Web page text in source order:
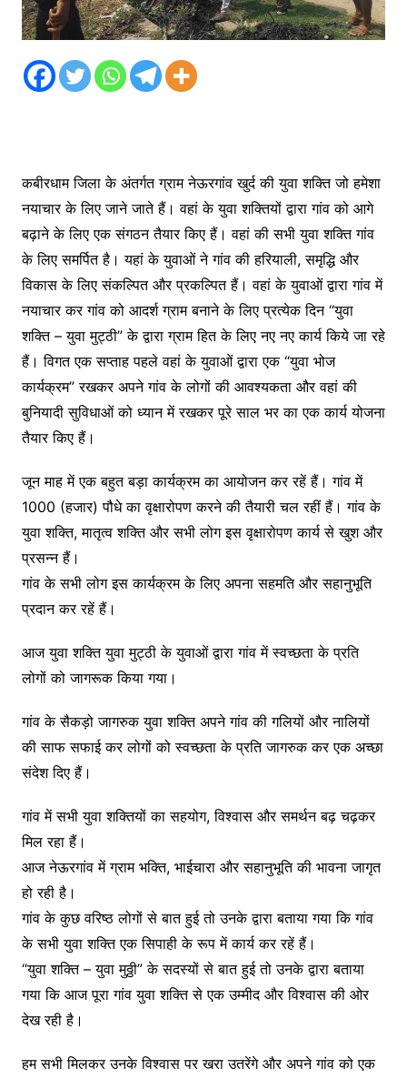
कबीरधाम जिला के अंतर्गत ग्राम नेऊरगांव खुर्द की युवा शक्ति जो हमेशा
नयाचार के लिए जाने जाते हैं। वहां के युवा शक्तियों द्वारा गांव को आगे
बढ़ाने के लिए एक संगठन तैयार किए हैं। वहां की सभी युवा शक्ति गांव
के लिए समर्पित है। यहां के युवाओं ने गांव की हरियाली, समृद्धि और
विकास के लिए संकल्पित और प्रकल्पित हैं। वहां के युवाओं द्वारा गांव में
नयाचार कर गांव को आदर्श ग्राम बनाने के लिए प्रत्येक दिन “युवा
शक्ति – युवा मुट्ठी” के द्वारा ग्राम हित के लिए नए नए कार्य किये जा रहे
हैं। विगत एक सप्ताह पहले वहां के युवाओं द्वारा एक “युवा भोज
कार्यक्रम” रखकर अपने गांव के लोगों की आवश्यकता और वहां की
बुनियादी सुविधाओं को ध्यान में रखकर पूरे साल भर का एक कार्य योजना
तैयार किए हैं।
जून माह में एक बहुत बड़ा कार्यक्रम का आयोजन कर रहें हैं। गांव में
1000 (हजार) पौधे का वृक्षारोपण करने की तैयारी चल रहीं हैं। गांव के
युवा शक्ति, मातृत्व शक्ति और सभी लोग इस वृक्षारोपण कार्य से खुश और
प्रसन्न हैं।
गांव के सभी लोग इस कार्यक्रम के लिए अपना सहमति और सहानुभूति
प्रदान कर रहें हैं।
आज युवा शक्ति युवा मुट्ठी के युवाओं द्वारा गांव में स्वच्छता के प्रति
लोगों को जागरूक किया गया।
गांव के सैकड़ो जागरुक युवा शक्ति अपने गांव की गलियों और नालियों
की साफ सफाई कर लोगों को स्वच्छता के प्रति जागरुक कर एक अच्छा
संदेश दिए हैं।
गांव में सभी युवा शक्तियों का सहयोग, विश्वास और समर्थन बढ़ चढ़कर
मिल रहा हैं।
आज नेऊरगांव में ग्राम भक्ति, भाईचारा और सहानुभूति की भावना जागृत
हो रही है।
गांव के कुछ वरिष्ठ लोगों से बात हुई तो उनके द्वारा बताया गया कि गांव
के सभी युवा शक्ति एक सिपाही के रूप में कार्य कर रहें हैं।
“युवा शक्ति – युवा मुठ्ठी” के सदस्यों से बात हुई तो उनके द्वारा बताया
गया कि आज पूरा गांव युवा शक्ति से एक उम्मीद और विश्वास की ओर
देख रही है।
हम सभी मिलकर उनके विश्वास पर खरा उतरेंगे और अपने गांव को एक